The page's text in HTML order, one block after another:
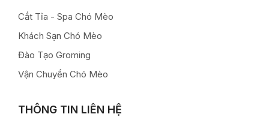
Cắt Tỉa - Spa Chó Mèo
Khách Sạn Chó Mèo
Đào Tạo Groming
Vận Chuyển Chó Mèo
THÔNG TIN LIÊN HỆ